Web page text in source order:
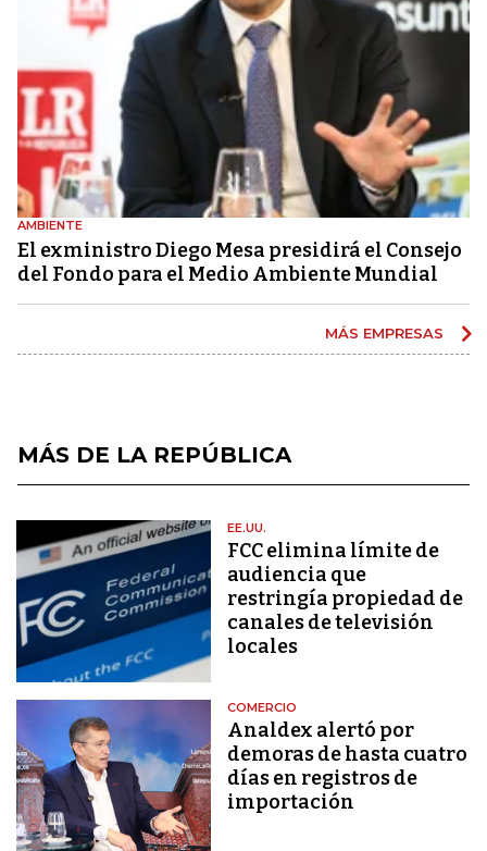
AMBIENTE
El exministro Diego Mesa presidirá el Consejo
del Fondo para el Medio Ambiente Mundial
MÁS EMPRESAS
MÁS DE LA REPÚBLICA
EE.UU.
FCC elimina límite de
audiencia que
restringía propiedad de
canales de televisión
locales
COMERCIO
Analdex alertó por
demoras de hasta cuatro
días en registros de
importación